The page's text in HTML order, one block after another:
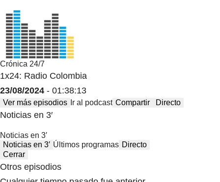
Crónica 24/7
1x24: Radio Colombia
23/08/2024 - 01:38:13
Ver más episodios Ir al podcast Compartir Directo
Noticias en 3′
Noticias en 3′
Noticias en 3′ Últimos programas Directo
Cerrar
Otros episodios